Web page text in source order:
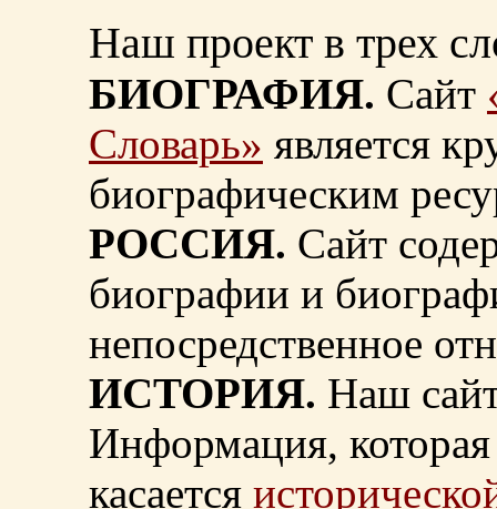
Наш проект в трех
БИОГРАФИЯ. Сайт
Словарь» является
биографическим
РОССИЯ. Сайт
биографии и
непосредственное
ИСТОРИЯ. Наш
Информация, которая
касается